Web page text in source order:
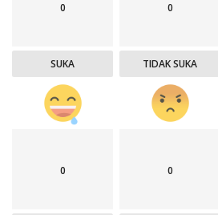
0
SUKA
0
TIDAK SUKA
0 0